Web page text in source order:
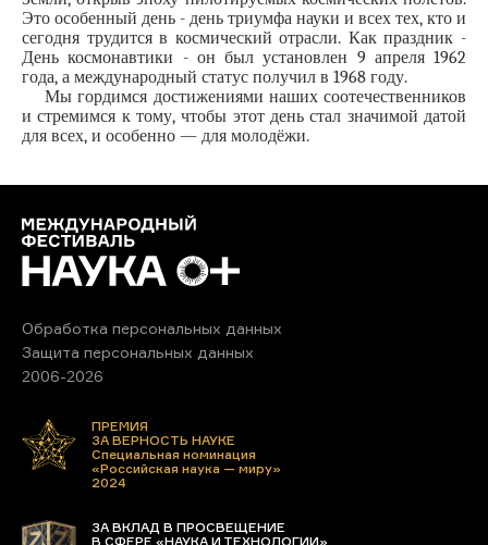
Это особенный день - день триумфа науки и всех тех, кто и
сегодня трудится в космический отрасли. Как праздник -
День космонавтики - он был установлен 9 апреля 1962
года, а международный статус получил в 1968 году.
Мы гордимся достижениями наших соотечественников
и стремимся к тому, чтобы этот день стал значимой датой
для всех, и особенно — для молодёжи.
Обработка персональных данных
Защита персональных данных
2006-2026
ПРЕМИЯ
ЗА ВЕРНОСТЬ НАУКЕ
Специальная номинация
«Российская наука — миру»
2024
ЗА ВКЛАД В ПРОСВЕЩЕНИЕ
В СФЕРЕ «НАУКА И ТЕХНОЛОГИИ»